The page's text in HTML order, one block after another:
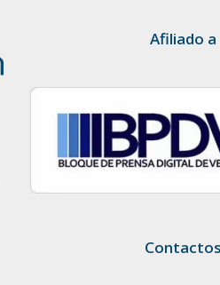
Afiliado a
Contactos